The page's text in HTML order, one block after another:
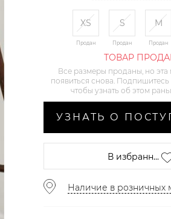
XS
Продан
S
Продан
M
Продан
ТОВАР
Все размеры проданы, но
появиться снова.
чтобы узнать об этом
УЗНАТЬ О
В избранн...
Наличие в розничных